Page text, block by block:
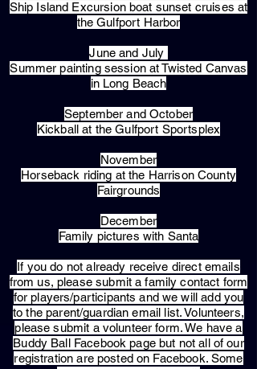
Ship Island Excursion boat sunset cruises at
the Gulfport Harbor
June and July
Summer painting session at Twisted Canvas
in Long Beach
September and October
Kickball at the Gulfport Sportsplex
November
Horseback riding at the Harrison County
Fairgrounds
December
Family pictures with Santa
​If you do not already receive direct emails
from us, please submit a family contact form
for players/participants and we will add you
to the parent/guardian email list. Volunteers,
please submit a volunteer form. We have a
Buddy Ball Facebook page but not all of our
registration are posted on Facebook. Some